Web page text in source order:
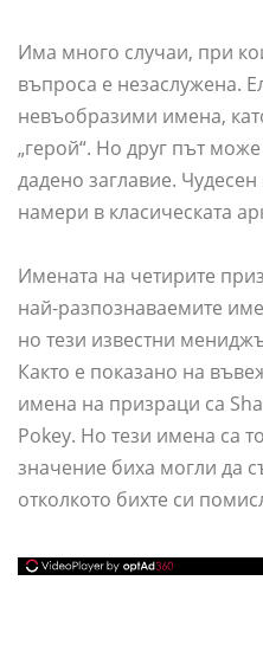
Има много случаи, при
въпроса е незаслужена.
невъобразими имена,
„герой“. Но друг път
дадено заглавие.
намери в класическата
Имената на четирите
най-разпознаваемите
но тези известни
Както е показано на
имена на призраци са
Pokey. Но тези имена са
значение биха могли да
отколкото бихте си